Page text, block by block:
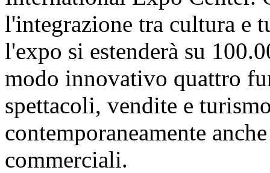
l'integrazione tra cultura e
l'expo si estenderà su
modo innovativo quattro
spettacoli, vendite e
contemporaneamente
commerciali.